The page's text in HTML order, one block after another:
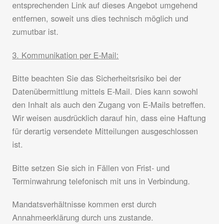
entsprechenden Link auf dieses Angebot umgehend
entfernen, soweit uns dies technisch möglich und
zumutbar ist.
3. Kommunikation per E-Mail:
Bitte beachten Sie das Sicherheitsrisiko bei der
Datenübermittlung mittels E-Mail. Dies kann sowohl
den Inhalt als auch den Zugang von E-Mails betreffen.
Wir weisen ausdrücklich darauf hin, dass eine Haftung
für derartig versendete Mitteilungen ausgeschlossen
ist.
Bitte setzen Sie sich in Fällen von Frist- und
Terminwahrung telefonisch mit uns in Verbindung.
Mandatsverhältnisse kommen erst durch
Annahmeerklärung durch uns zustande.